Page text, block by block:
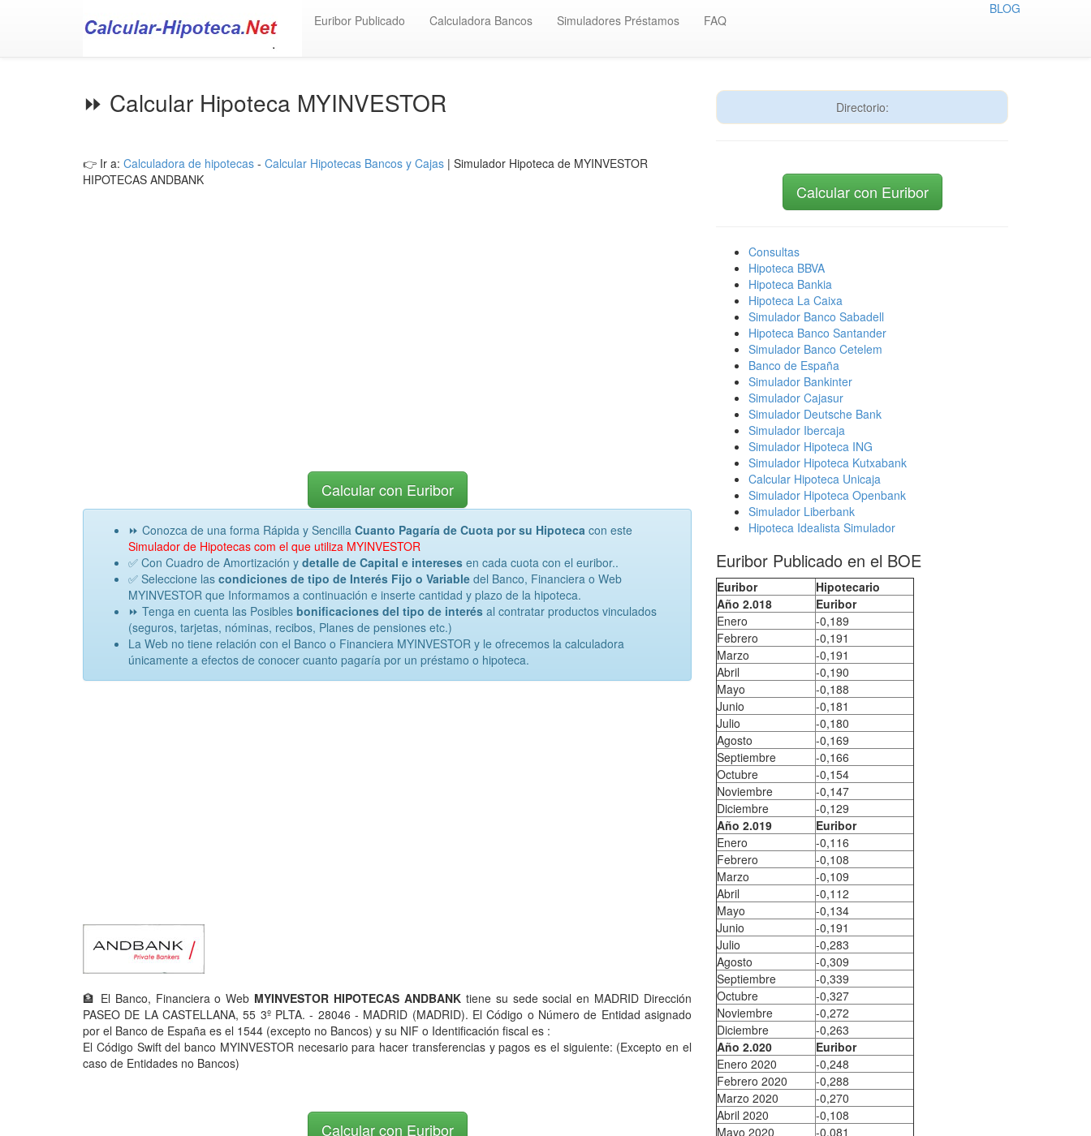
Euribor Publicado Calculadora Bancos Simuladores Préstamos FAQ
BLOG
⏩ Calcular Hipoteca MYINVESTOR
👉 Ir a: Calculadora de hipotecas - Calcular Hipotecas Bancos y Cajas | Simulador Hipoteca de MYINVESTOR
HIPOTECAS ANDBANK
Calcular con Euribor
⏩ Conozca de una forma Rápida y Sencilla Cuanto Pagaría de Cuota por su Hipoteca con este
Simulador de Hipotecas com el que utiliza MYINVESTOR
✅ Con Cuadro de Amortización y detalle de Capital e intereses en cada cuota con el euribor..
✅ Seleccione las condiciones de tipo de Interés Fijo o Variable del Banco, Financiera o Web
MYINVESTOR que Informamos a continuación e inserte cantidad y plazo de la hipoteca.
⏩ Tenga en cuenta las Posibles bonificaciones del tipo de interés al contratar productos vinculados
(seguros, tarjetas, nóminas, recibos, Planes de pensiones etc.)
La Web no tiene relación con el Banco o Financiera MYINVESTOR y le ofrecemos la calculadora
únicamente a efectos de conocer cuanto pagaría por un préstamo o hipoteca.
🏦 El Banco, Financiera o Web MYINVESTOR HIPOTECAS ANDBANKtiene su sede social en MADRID Dirección
PASEO DE LA CASTELLANA, 55 3º PLTA. - 28046 - MADRID (MADRID). El Código o Número de Entidad asignado
por el Banco de España es el 1544 (excepto no Bancos) y su NIF o Identificación fiscal es :
El Código Swift del banco MYINVESTOR necesario para hacer transferencias y pagos es el siguiente: (Excepto en el
caso de Entidades no Bancos)
Calcular con Euribor
Directorio:
Calcular con Euribor
Consultas
Hipoteca BBVA
Hipoteca Bankia
Hipoteca La Caixa
Simulador Banco Sabadell
Hipoteca Banco Santander
Simulador Banco Cetelem
Banco de España
Simulador Bankinter
Simulador Cajasur
Simulador Deutsche Bank
Simulador Ibercaja
Simulador Hipoteca ING
Simulador Hipoteca Kutxabank
Calcular Hipoteca Unicaja
Simulador Hipoteca Openbank
Simulador Liberbank
Hipoteca Idealista Simulador
Euribor Publicado en el BOE
Euribor
Hipotecario
Año 2.018
Euribor
Enero
-0,189
Febrero
-0,191
Marzo
-0,191
Abril
-0,190
Mayo
-0,188
Junio
-0,181
Julio
-0,180
Agosto
-0,169
Septiembre
-0,166
Octubre
-0,154
Noviembre
-0,147
Diciembre
-0,129
Año 2.019
Euribor
Enero
-0,116
Febrero
-0,108
Marzo
-0,109
Abril
-0,112
Mayo
-0,134
Junio
-0,191
Julio
-0,283
Agosto
-0,309
Septiembre
-0,339
Octubre
-0,327
Noviembre
-0,272
Diciembre
-0,263
Año 2.020
Euribor
Enero 2020
-0,248
Febrero 2020
-0,288
Marzo 2020
-0,270
Abril 2020
-0,108
Mayo 2020
-0,081